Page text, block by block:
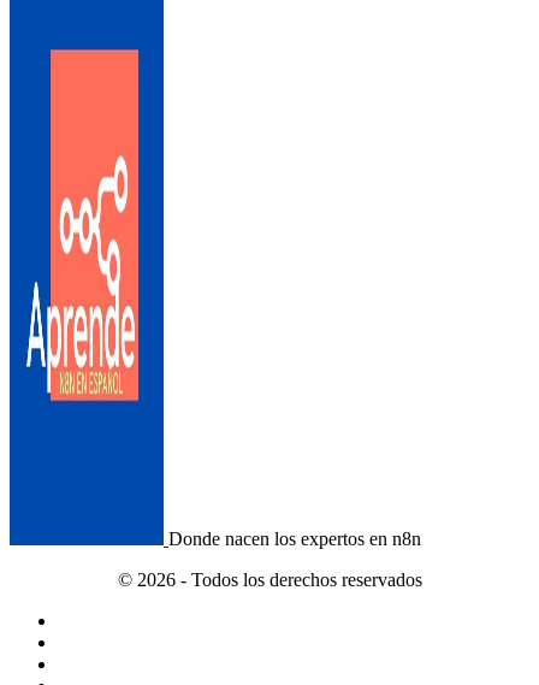
Donde nacen los expertos en n8n
© 2026 - Todos los derechos reservados